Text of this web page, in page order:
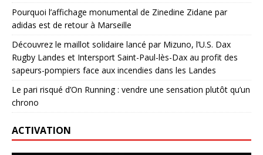
Pourquoi l’affichage monumental de Zinedine Zidane par
adidas est de retour à Marseille
Découvrez le maillot solidaire lancé par Mizuno, l’U.S. Dax
Rugby Landes et Intersport Saint-Paul-lès-Dax au profit des
sapeurs-pompiers face aux incendies dans les Landes
Le pari risqué d’On Running : vendre une sensation plutôt qu’un
chrono
ACTIVATION